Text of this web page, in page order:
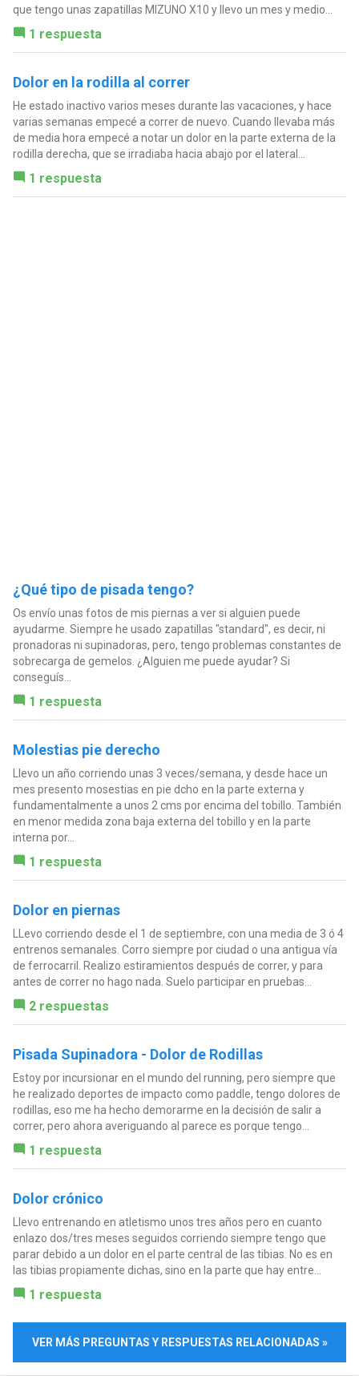
que tengo unas zapatillas MIZUNO X10 y llevo un mes y medio...
1 respuesta
Dolor en la rodilla al correr
He estado inactivo varios meses durante las vacaciones, y hace
varias semanas empecé a correr de nuevo. Cuando llevaba más
de media hora empecé a notar un dolor en la parte externa de la
rodilla derecha, que se irradiaba hacia abajo por el lateral...
1 respuesta
¿Qué tipo de pisada tengo?
Os envío unas fotos de mis piernas a ver si alguien puede
ayudarme. Siempre he usado zapatillas "standard", es decir, ni
pronadoras ni supinadoras, pero, tengo problemas constantes de
sobrecarga de gemelos. ¿Alguien me puede ayudar? Si
conseguís...
1 respuesta
Molestias pie derecho
Llevo un año corriendo unas 3 veces/semana, y desde hace un
mes presento mosestias en pie dcho en la parte externa y
fundamentalmente a unos 2 cms por encima del tobillo. También
en menor medida zona baja externa del tobillo y en la parte
interna por...
1 respuesta
Dolor en piernas
LLevo corriendo desde el 1 de septiembre, con una media de 3 ó 4
entrenos semanales. Corro siempre por ciudad o una antigua vía
de ferrocarril. Realizo estiramientos después de correr, y para
antes de correr no hago nada. Suelo participar en pruebas...
2 respuestas
Pisada Supinadora - Dolor de Rodillas
Estoy por incursionar en el mundo del running, pero siempre que
he realizado deportes de impacto como paddle, tengo dolores de
rodillas, eso me ha hecho demorarme en la decisión de salir a
correr, pero ahora averiguando al parece es porque tengo...
1 respuesta
Dolor crónico
Llevo entrenando en atletismo unos tres años pero en cuanto
enlazo dos/tres meses seguidos corriendo siempre tengo que
parar debido a un dolor en el parte central de las tibias. No es en
las tibias propiamente dichas, sino en la parte que hay entre...
1 respuesta
VER MÁS PREGUNTAS Y RESPUESTAS RELACIONADAS »